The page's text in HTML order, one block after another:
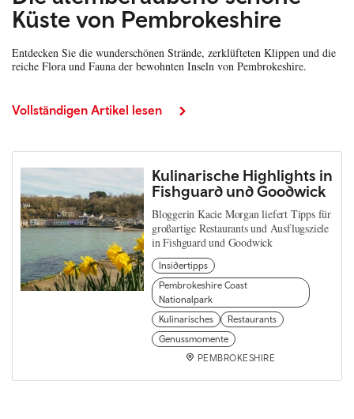
Küste von Pembrokeshire
Entdecken Sie die wunderschönen Strände, zerklüfteten Klippen und die
reiche Flora und Fauna der bewohnten Inseln von Pembrokeshire.
Vollständigen Artikel lesen
Kulinarische Highlights in
Fishguard und Goodwick
Bloggerin Kacie Morgan liefert Tipps für
großartige Restaurants und Ausflugsziele
in Fishguard und Goodwick
Insidertipps
Pembrokeshire Coast
Nationalpark
Kulinarisches
Restaurants
Genussmomente
PEMBROKESHIRE